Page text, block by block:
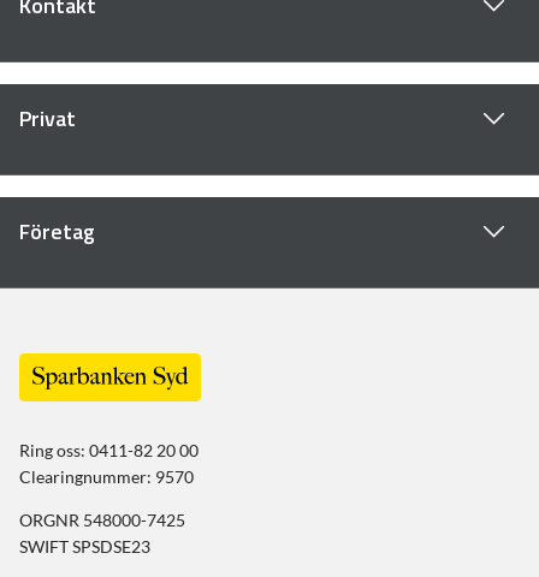
Privat
Företag
Ring oss: 0411-82 20 00
Clearingnummer: 9570
ORGNR 548000-7425
SWIFT SPSDSE23